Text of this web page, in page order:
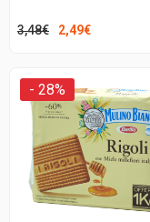
3,48€
Il
era:
3,48€.
2,49€Il
è:
2,49€.
- 28%